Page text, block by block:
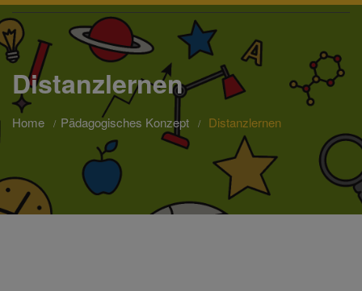
Distanzlernen
Home Pädagogisches Konzept Distanzlernen